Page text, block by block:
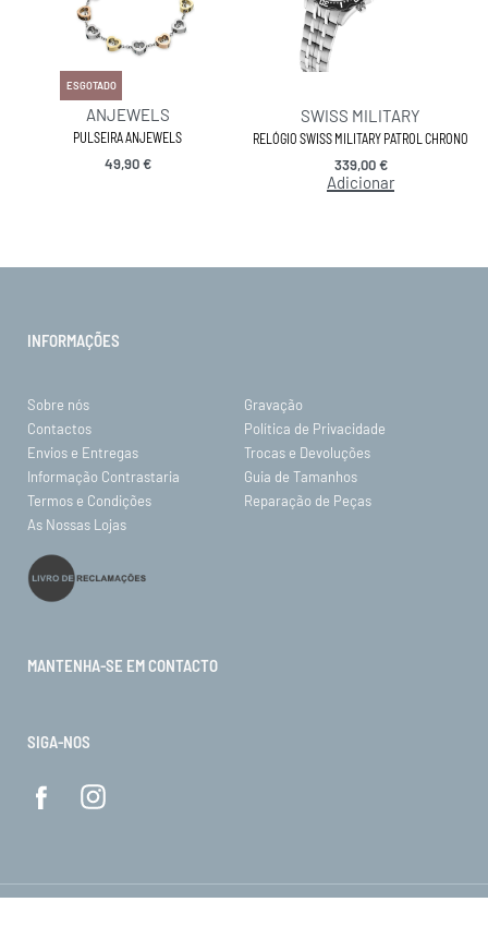
ESGOTADO
ANJEWELS
PULSEIRA ANJEWELS
49,90€
SWISS MILITARY
RELÓGIO SWISS MILITARY PATROL CHRONO
339,00€
Adicionar
INFORMAÇÕES
Sobre nós
Gravação
Contactos
Política de Privacidade
Envios e Entregas
Trocas e Devoluções
Informação Contrastaria
Guia de Tamanhos
Termos e Condições
Reparação de Peças
As Nossas Lojas
MANTENHA-SE EM CONTACTO
SIGA-NOS